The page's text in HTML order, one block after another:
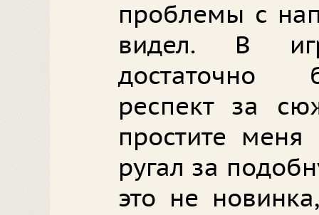
проблемы с
видел. В
достаточно
респект за
простите
ругал за
это не